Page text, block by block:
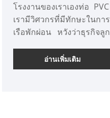
โรงงานของเราเองท่อ
เรามีวิศวกรที่มีทักษะในกา
เรือพักผ่อน หวังว่าธุรกิจลู
อ่านเพิ่มเติม